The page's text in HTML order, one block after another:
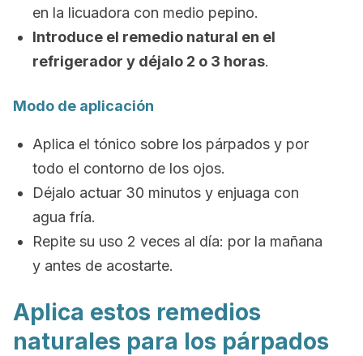
en la licuadora con medio pepino.
Introduce el remedio natural en el
refrigerador y déjalo 2 o 3 horas.
Modo de aplicación
Aplica el tónico sobre los párpados y por
todo el contorno de los ojos.
Déjalo actuar 30 minutos y enjuaga con
agua fría.
Repite su uso 2 veces al día: por la mañana
y antes de acostarte.
Aplica estos remedios
naturales para los párpados